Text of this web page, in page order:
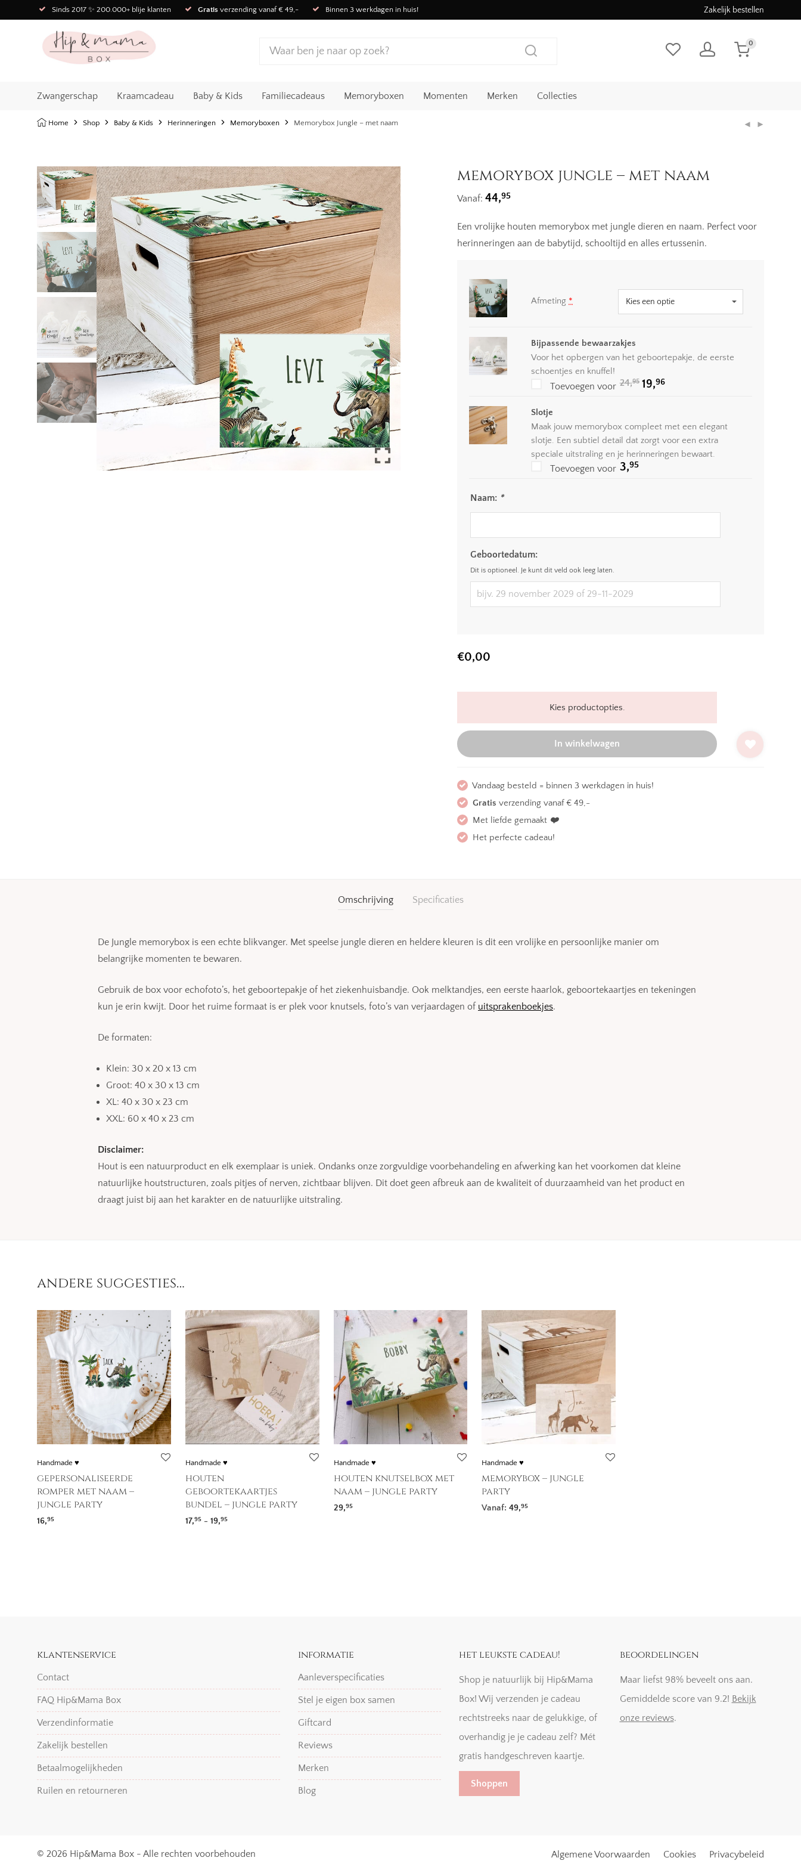
Sinds 2017 ✨ 200.000+ blije klanten Gratis verzending vanaf € 49,- Binnen 3 werkdagen in huis! Zakelijk bestellen
0
Zwangerschap Kraamcadeau Baby & Kids Familiecadeaus Memoryboxen Momenten Merken Collecties
Home Shop Baby & Kids Herinneringen Memoryboxen Memorybox Jungle – met naam
memorybox jungle – met naam
Vanaf: 44,95
Een vrolijke houten memorybox met jungle dieren en naam. Perfect voor
herinneringen aan de babytijd, schooltijd en alles ertussenin.
Afmeting *
Bijpassende bewaarzakjes
Voor het opbergen van het geboortepakje, de eerste
schoentjes en knuffel!
Toevoegen voor 24,95 Oorspronkelijke
prijs
19,96Huidige
Slotje
Maak jouw memorybox compleet met een elegant
slotje. Een subtiel detail dat zorgt voor een extra
speciale uitstraling en je herinneringen bewaart.
Toevoegen voor 3,95
Naam: *
Geboortedatum:
Dit is optioneel. Je kunt dit veld ook leeg laten.
€0,00
Kies productopties.
In winkelwagen
Vandaag besteld = binnen 3 werkdagen in huis!
Gratis verzending vanaf € 49,-
Met liefde gemaakt ❤️
Het perfecte cadeau!
Omschrijving Specificaties
De Jungle memorybox is een echte blikvanger. Met speelse jungle dieren en heldere kleuren is dit een vrolijke en persoonlijke manier om
belangrijke momenten te bewaren.
Gebruik de box voor echofoto’s, het geboortepakje of het ziekenhuisbandje. Ook melktandjes, een eerste haarlok, geboortekaartjes en tekeningen
kun je erin kwijt. Door het ruime formaat is er plek voor knutsels, foto’s van verjaardagen of uitsprakenboekjes.
De formaten:
Klein: 30 x 20 x 13 cm
Groot: 40 x 30 x 13 cm
XL: 40 x 30 x 23 cm
XXL: 60 x 40 x 23 cm
Disclaimer:
Hout is een natuurproduct en elk exemplaar is uniek. Ondanks onze zorgvuldige voorbehandeling en afwerking kan het voorkomen dat kleine
natuurlijke houtstructuren, zoals pitjes of nerven, zichtbaar blijven. Dit doet geen afbreuk aan de kwaliteit of duurzaamheid van het product en
draagt juist bij aan het karakter en de natuurlijke uitstraling.
andere suggesties…
Handmade ♥
gepersonaliseerde
romper met naam –
jungle party
16,95
Handmade ♥
houten
geboortekaartjes
bundel – jungle party
17,95 - 19,95Prijsklasse: 17,95 tot 19,95
Handmade ♥
houten knutselbox met
naam – jungle party
29,95
Handmade ♥
memorybox – jungle
party
Vanaf:49,95
klantenservice
Contact
FAQ Hip&Mama Box
Verzendinformatie
Zakelijk bestellen
Betaalmogelijkheden
Ruilen en retourneren
informatie
Aanleverspecificaties
Stel je eigen box samen
Giftcard
Reviews
Merken
Blog
het leukste cadeau!
Shop je natuurlijk bij Hip&Mama
Box! Wij verzenden je cadeau
rechtstreeks naar de gelukkige, of
overhandig je je cadeau zelf? Mét
gratis handgeschreven kaartje.
Shoppen
beoordelingen
Maar liefst 98% beveelt ons aan.
Gemiddelde score van 9.2! Bekijk
onze reviews.
© 2026 Hip&Mama Box - Alle rechten voorbehouden Algemene Voorwaarden Cookies Privacybeleid